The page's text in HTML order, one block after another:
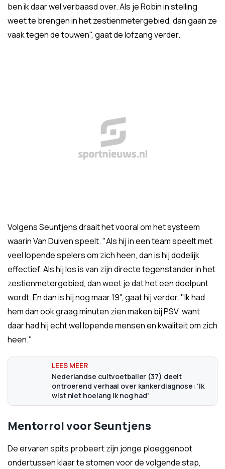
ben ik daar wel verbaasd over. Als je Robin in stelling
weet te brengen in het zestienmetergebied, dan gaan ze
vaak tegen de touwen", gaat de lofzang verder.
Volgens Seuntjens draait het vooral om het systeem
waarin Van Duiven speelt. "Als hij in een team speelt met
veel lopende spelers om zich heen, dan is hij dodelijk
effectief. Als hij los is van zijn directe tegenstander in het
zestienmetergebied, dan weet je dat het een doelpunt
wordt. En dan is hij nog maar 19", gaat hij verder. "Ik had
hem dan ook graag minuten zien maken bij PSV, want
daar had hij echt wel lopende mensen en kwaliteit om zich
heen."
Nederlandse cultvoetballer (37) deelt
ontroerend verhaal over kankerdiagnose: 'Ik
wist niet hoelang ik nog had'
Mentorrol voor Seuntjens
De ervaren spits probeert zijn jonge ploeggenoot
ondertussen klaar te stomen voor de volgende stap,